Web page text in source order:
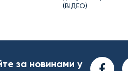
(ВІДЕО)
за новинами у